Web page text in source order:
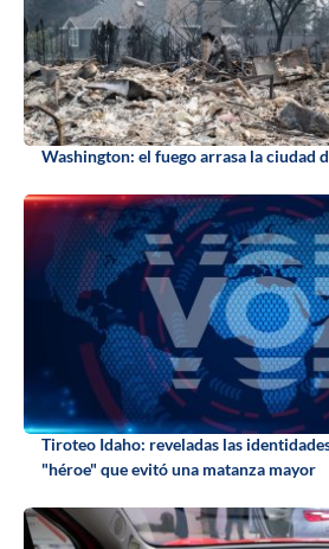
Washington: el fuego arrasa la ciudad
Tiroteo Idaho: reveladas las
"héroe" que evitó una matanza mayor